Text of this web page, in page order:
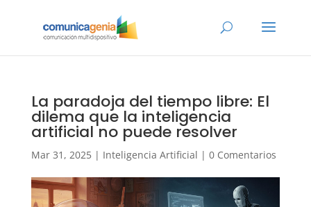
La paradoja del tiempo libre: El
dilema que la inteligencia
artificial no puede resolver
Mar 31, 2025| Inteligencia Artificial | 0 Comentarios